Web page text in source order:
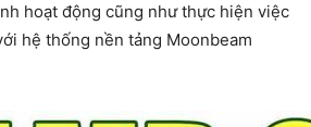
hoạt động cũng như thực hiện việc
hệ thống nền tảng Moonbeam